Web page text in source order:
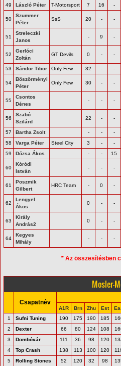
49
László Péter T-Motorsport 7 16 -
50
Szummer
Péter
SsS 20 - -
51
Streleczki
Janos
- 9 -
52
Gerlóci
Zoltán
GT Devils 0 - -
53 Sándor Tibor Only Few 32 - -
54
Böszörményi
Péter
Only Few 30 - -
55
Csontos
Dénes
- - -
56
Szabó
Szilárd
22 - -
57 Bartha Zsolt - - -
58
Varga Péter Steel City 3 - -
59
Dózsa Ákos - - 15
60
Kóródi
István
- - -
61
Poszmik
Gilbert
HRC Team - 0 -
62
Lengyel
Ákos
0 - -
63
Király
András2
0 - -
64
Kegyes
Mihály
- - -
* Az összesítésben
Mosler-
Csapatnév
A1R Brn Zhu Est
1
Sufni Tuning 190 175 190 185
2
Dexter 66 80 124 108
3
Dombóvár 111 36 98 120
4
Top Crash 138 113 100 120
5
Rolling Stones 52 120 32 98